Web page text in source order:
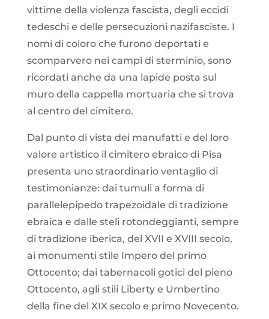
vittime della violenza fascista, degli eccidi
tedeschi e delle persecuzioni nazifasciste. I
nomi di coloro che furono deportati e
scomparvero nei campi di sterminio, sono
ricordati anche da una lapide posta sul
muro della cappella mortuaria che si trova
al centro del cimitero.
Dal punto di vista dei manufatti e del loro
valore artistico il cimitero ebraico di Pisa
presenta uno straordinario ventaglio di
testimonianze: dai tumuli a forma di
parallelepipedo trapezoidale di tradizione
ebraica e dalle steli rotondeggianti, sempre
di tradizione iberica, del XVII e XVIII secolo,
ai monumenti stile Impero del primo
Ottocento; dai tabernacoli gotici del pieno
Ottocento, agli stili Liberty e Umbertino
della fine del XIX secolo e primo Novecento.